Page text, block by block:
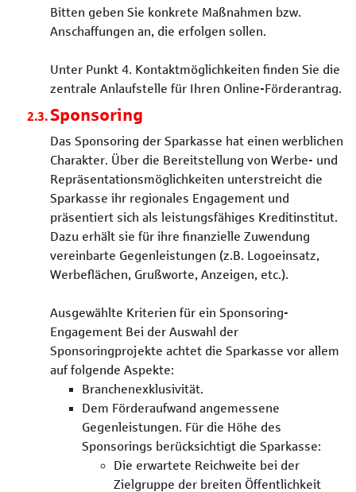
Bitten geben Sie konkrete Maßnahmen bzw.
Anschaffungen an, die erfolgen sollen.
Unter Punkt 4. Kontaktmöglichkeiten finden Sie die
zentrale Anlaufstelle für Ihren Online-Förderantrag.
Sponsoring
Das Sponsoring der Sparkasse hat einen werblichen
Charakter. Über die Bereitstellung von Werbe- und
Repräsentationsmöglichkeiten unterstreicht die
Sparkasse ihr regionales Engagement und
präsentiert sich als leistungsfähiges Kreditinstitut.
Dazu erhält sie für ihre finanzielle Zuwendung
vereinbarte Gegenleistungen (z.B. Logoeinsatz,
Werbeflächen, Grußworte, Anzeigen, etc.).
Ausgewählte Kriterien für ein Sponsoring-
Engagement Bei der Auswahl der
Sponsoringprojekte achtet die Sparkasse vor allem
auf folgende Aspekte:
Branchenexklusivität.
Dem Förderaufwand angemessene
Gegenleistungen. Für die Höhe des
Sponsorings berücksichtigt die Sparkasse:
Die erwartete Reichweite bei der
Zielgruppe der breiten Öffentlichkeit